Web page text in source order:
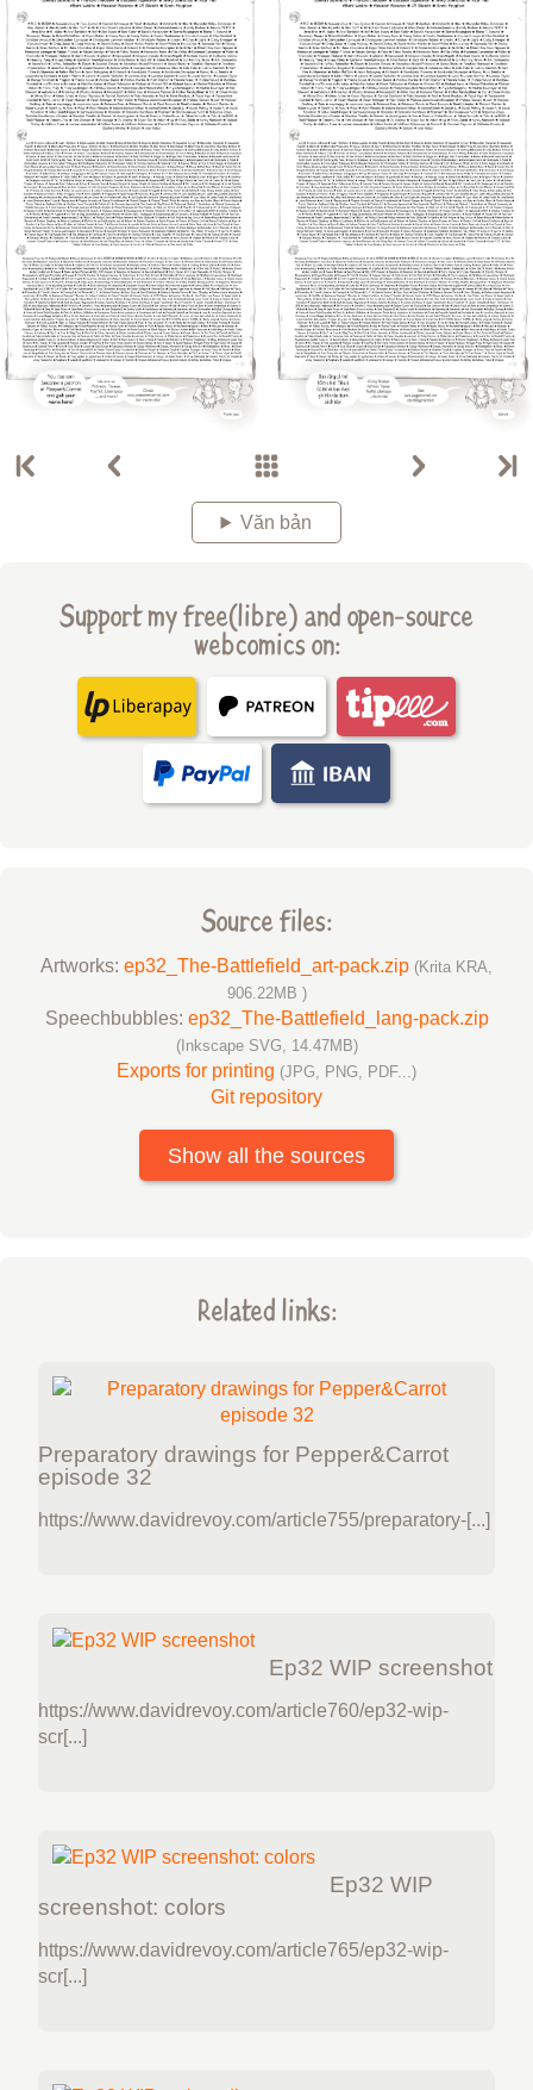
Văn bản
Support my free(libre) and open-source
webcomics on:
Source files:
Artworks: ep32_The-Battlefield_art-pack.zip (Krita KRA,
906.22MB )
Speechbubbles: ep32_The-Battlefield_lang-pack.zip
(Inkscape SVG, 14.47MB)
Exports for printing (JPG, PNG, PDF...)
Git repository
Show all the sources
Related links:
Preparatory drawings for Pepper&Carrot
episode 32
https://www.davidrevoy.com/article755/preparatory-[...]
Ep32 WIP screenshot
https://www.davidrevoy.com/article760/ep32-wip-
scr[...]
Ep32 WIP
screenshot: colors
https://www.davidrevoy.com/article765/ep32-wip-
scr[...]